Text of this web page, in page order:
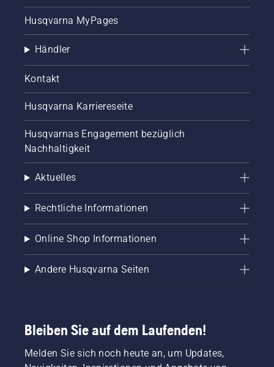
Husqvarna MyPages
Händler
Kontakt
Husqvarna Karriereseite
Husqvarnas Engagement bezüglich
Nachhaltigkeit
Aktuelles
Rechtliche Informationen
Online Shop Informationen
Andere Husqvarna Seiten
Bleiben Sie auf dem Laufenden!
Melden Sie sich noch heute an, um Updates,